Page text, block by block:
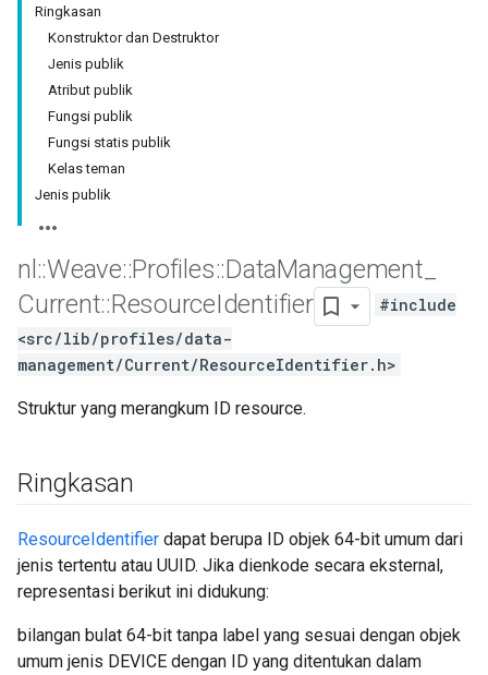
Ringkasan
Konstruktor dan Destruktor
Jenis publik
Atribut publik
Fungsi publik
Fungsi statis publik
Kelas teman
Jenis publik
nl ::Weave::Profiles::DataManagement
Current::ResourceIdentifier
#include
<src/lib/profiles/data-
management/Current/ResourceIdentifier.h>
Struktur yang merangkum ID resource.
Ringkasan
ResourceIdentifier dapat berupa ID objek 64-bit umum dari
jenis tertentu atau UUID. Jika dienkode secara eksternal,
representasi berikut ini didukung:
bilangan bulat 64-bit tanpa label yang sesuai dengan objek
umum jenis DEVICE dengan ID yang ditentukan dalam